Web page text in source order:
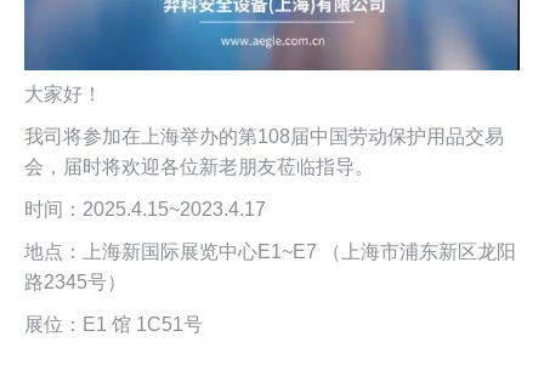
大家好！
我司将参加在上海举办的第108届中国劳动保护用品交易
会，届时将欢迎各位新老朋友莅临指导。
时间：2025.4.15~2023.4.17
地点：上海新国际展览中心E1~E7 （上海市浦东新区龙阳
路2345号）
展位：E1 馆 1C51号